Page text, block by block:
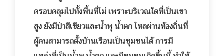
ครอบคลุมไปทั้งพื้นที่ไม่ เพราะบริเวณใดที่เป็นเขา
สูง ยังมีป่าสีเขียวและน้ำพุ น้ำตก ไหลผ่านท้องถิ่นที่
ผู้คนสามารถตั้งบ้านเรือนเป็นชุมชนได้ การมี